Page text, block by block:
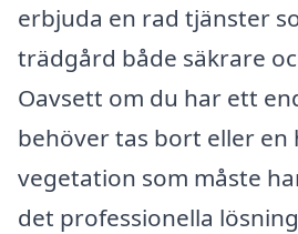
erbjuda en rad tjänster
trädgård både säkrare
Oavsett om du har ett
behöver tas bort eller en
vegetation som måste
det professionella